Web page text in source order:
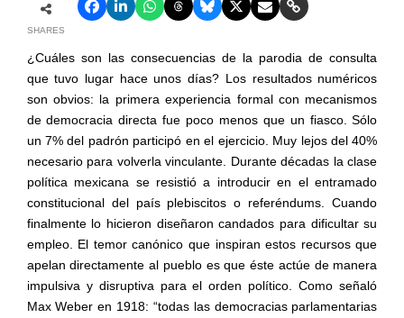
SHARES
¿Cuáles son las consecuencias de la parodia de consulta
que tuvo lugar hace unos días? Los resultados numéricos
son obvios: la primera experiencia formal con mecanismos
de democracia directa fue poco menos que un fiasco. Sólo
un 7% del padrón participó en el ejercicio. Muy lejos del 40%
necesario para volverla vinculante. Durante décadas la clase
política mexicana se resistió a introducir en el entramado
constitucional del país plebiscitos o referéndums. Cuando
finalmente lo hicieron diseñaron candados para dificultar su
empleo. El temor canónico que inspiran estos recursos que
apelan directamente al pueblo es que éste actúe de manera
impulsiva y disruptiva para el orden político. Como señaló
Max Weber en 1918: “todas las democracias parlamentarias